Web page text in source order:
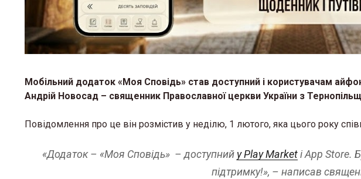
Мобільний додаток «Моя Сповідь» став доступний і користувачам
Андрій Новосад – священник Православної церкви України з
Повідомлення про це він розмістив у неділю, 1 лютого, яка цього року
«Додаток – «Моя Сповідь» – доступний у Play Marketі App Store.
підтримку!», – написав